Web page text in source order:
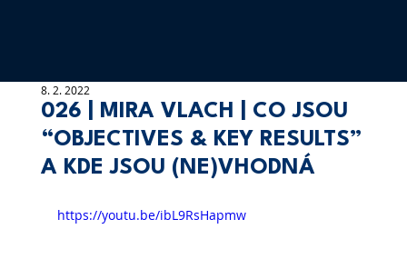
026 | MIRA VLACH | CO JSOU
“OBJECTIVES & KEY RESULTS”
A KDE JSOU (NE)VHODNÁ
8. 2. 2022
https://youtu.be/ibL9RsHapmw